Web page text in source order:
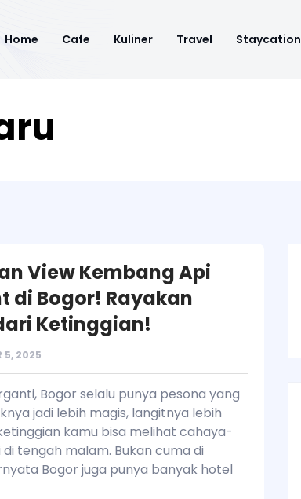
Home Cafe Kuliner Travel Staycation
View Kembang Api
di Bogor! Rayakan
Ketinggian!
5, 2025
Bogor selalu punya pesona yang
jadi lebih magis, langitnya lebih
kamu bisa melihat cahaya-
tengah malam. Bukan cuma di
Bogor juga punya banyak hotel